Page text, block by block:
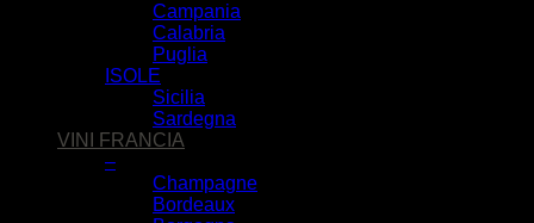
Campania
Calabria
Puglia
ISOLE
Sicilia
Sardegna
VINI FRANCIA
–
Champagne
Bordeaux